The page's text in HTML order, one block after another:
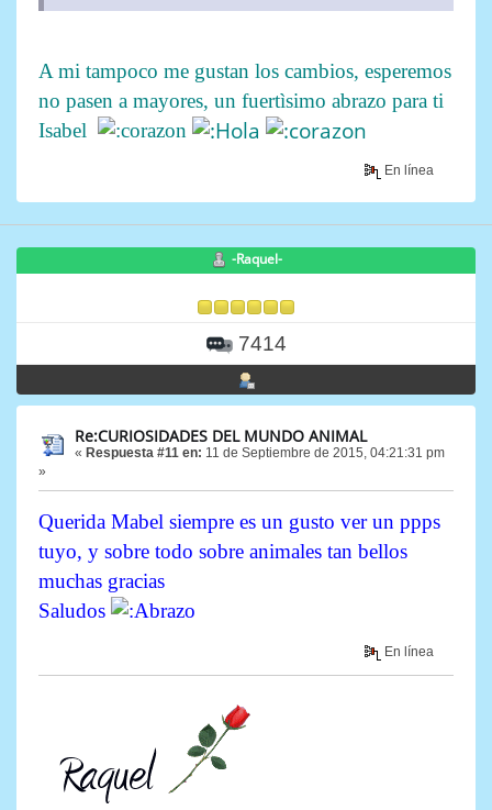
A mi tampoco me gustan los cambios, esperemos
no pasen a mayores, un fuertìsimo abrazo para ti
Isabel
En línea
-Raquel-
7414
Re:CURIOSIDADES DEL MUNDO ANIMAL
« Respuesta #11 en: 11 de Septiembre de 2015, 04:21:31 pm
»
Querida Mabel siempre es un gusto ver un ppps
tuyo, y sobre todo sobre animales tan bellos
muchas gracias
Saludos
En línea